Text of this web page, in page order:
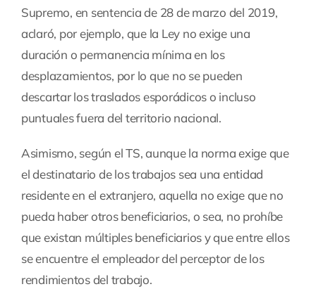
Supremo, en sentencia de 28 de marzo del 2019,
aclaró, por ejemplo, que la Ley no exige una
duración o permanencia mínima en los
desplazamientos, por lo que no se pueden
descartar los traslados esporádicos o incluso
puntuales fuera del territorio nacional.
Asimismo, según el TS, aunque la norma exige que
el destinatario de los trabajos sea una entidad
residente en el extranjero, aquella no exige que no
pueda haber otros beneficiarios, o sea, no prohíbe
que existan múltiples beneficiarios y que entre ellos
se encuentre el empleador del perceptor de los
rendimientos del trabajo.